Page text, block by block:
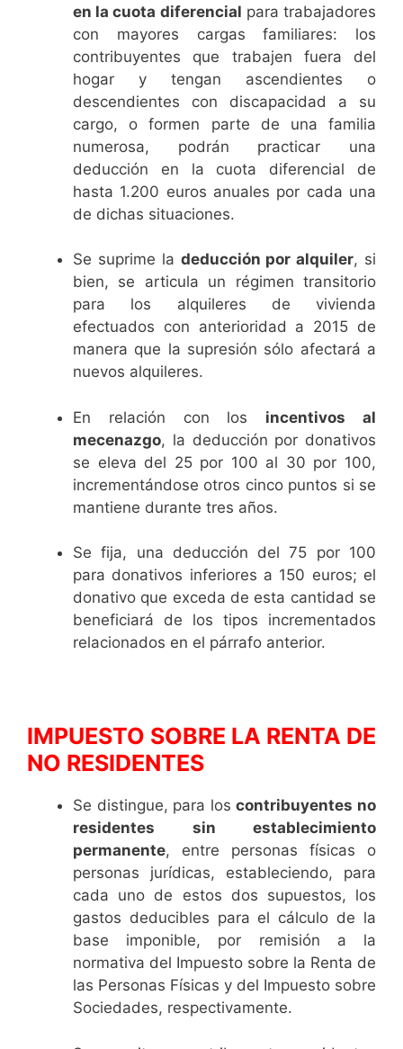
en la cuota diferencial para trabajadores
con mayores cargas familiares: los
contribuyentes que trabajen fuera del
hogar y tengan ascendientes o
descendientes con discapacidad a su
cargo, o formen parte de una familia
numerosa, podrán practicar una
deducción en la cuota diferencial de
hasta 1.200 euros anuales por cada una
de dichas situaciones.
Se suprime la deducción por alquiler, si
bien, se articula un régimen transitorio
para los alquileres de vivienda
efectuados con anterioridad a 2015 de
manera que la supresión sólo afectará a
nuevos alquileres.
En relación con los incentivos al
mecenazgo, la deducción por donativos
se eleva del 25 por 100 al 30 por 100,
incrementándose otros cinco puntos si se
mantiene durante tres años.
Se fija, una deducción del 75 por 100
para donativos inferiores a 150 euros; el
donativo que exceda de esta cantidad se
beneficiará de los tipos incrementados
relacionados en el párrafo anterior.
IMPUESTO SOBRE LA RENTA DE
NO RESIDENTES
Se distingue, para loscontribuyentes no
residentes sin establecimiento
permanente, entre personas físicas o
personas jurídicas, estableciendo, para
cada uno de estos dos supuestos, los
gastos deducibles para el cálculo de la
base imponible, por remisión a la
normativa del Impuesto sobre la Renta de
las Personas Físicas y del Impuesto sobre
Sociedades, respectivamente.